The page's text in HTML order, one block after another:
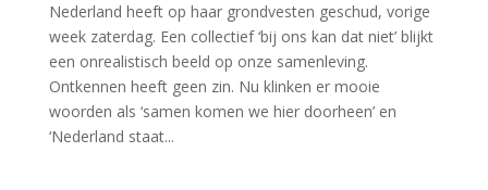
Nederland heeft op haar grondvesten geschud, vorige
week zaterdag. Een collectief ‘bij ons kan dat niet’ blijkt
een onrealistisch beeld op onze samenleving.
Ontkennen heeft geen zin. Nu klinken er mooie
woorden als ‘samen komen we hier doorheen’ en
‘Nederland staat...